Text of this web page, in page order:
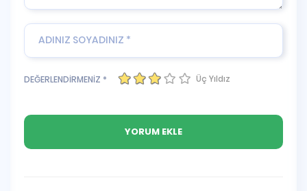
DEĞERLENDİRMENİZ * Üç Yıldız